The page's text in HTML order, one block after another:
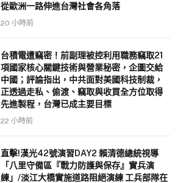
從歐洲一路伸進台灣社會各角落
20 小時前
台積電遭竊密！前副理被控利用職務竊取21
項國家核心關鍵技術與營業秘密，企圖交給
中國；評論指出，中共面對美國科技制裁，
正透過走私、偷渡、竊取與收買全方位取得
先進製程，台灣已成主要目標
22 小時前
直擊!漢光42號演習DAY2 賴清德總統視導
「八里守備區『戰力防護與保存』實兵演
練」/淡江大橋實施道路阻絕演練 工兵部隊在